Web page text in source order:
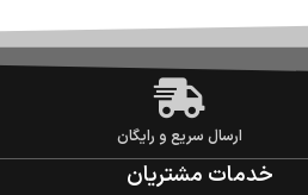
ارسال سریع و رایگان
خدمات مشتریان